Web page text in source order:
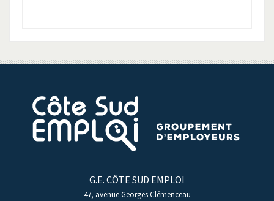
G.E. CÔTE SUD EMPLOI
47, avenue Georges Clémenceau